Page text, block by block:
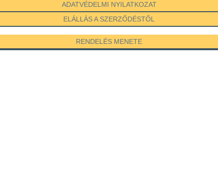
ADATVÉDELMI NYILATKOZAT
ELÁLLÁS A SZERZŐDÉSTŐL
RENDELÉS MENETE